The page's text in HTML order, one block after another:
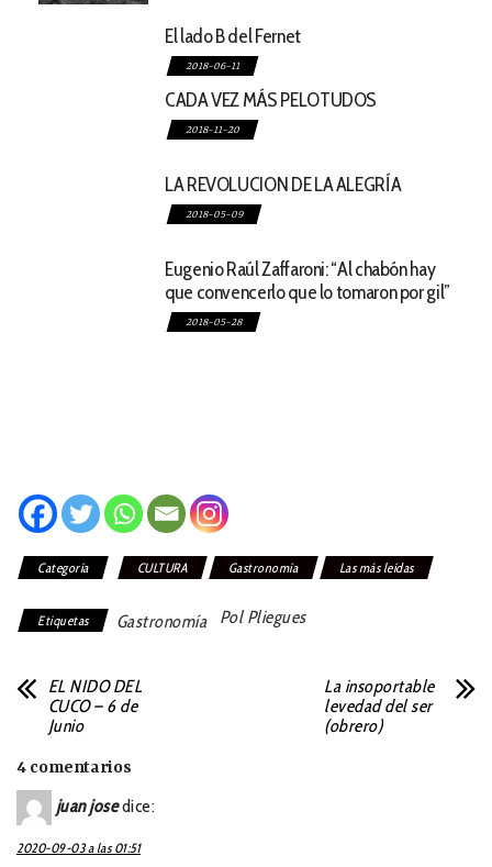
El lado B del Fernet
2018-06-11
CADA VEZ MÁS PELOTUDOS
2018-11-20
LA REVOLUCION DE LA ALEGRÍA
2018-05-09
Eugenio Raúl Zaffaroni: “Al chabón hay
que convencerlo que lo tomaron por gil”
2018-05-28
Categoría CULTURA Gastronomía Las más leídas
Etiquetas Gastronomía Pol Pliegues
EL NIDO DEL
CUCO – 6 de
Junio
La insoportable
levedad del ser
(obrero)
4 comentarios
juan jose dice:
2020-09-03 a las 01:51